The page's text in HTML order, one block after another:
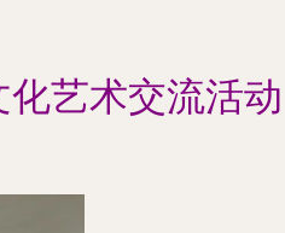
艺术交流活动